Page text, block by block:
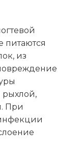
питаются
из
рыхлой,
При